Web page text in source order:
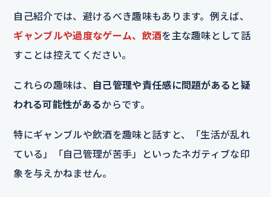
自己紹介では、避けるべき趣味もあります。例えば、
ギャンブルや過度なゲーム、飲酒を主な趣味として話
すことは控えてください。
これらの趣味は、
自己管理や責任感に問題があると疑
われる可能性があるからです。
特にギャンブルや飲酒を趣味と話すと、「生活が乱れ
ている」「自己管理が苦手」といったネガティブな印
象を与えかねません。